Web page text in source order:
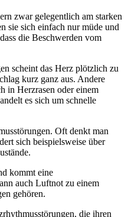
zwar gelegentlich am starken
sie sich einfach nur müde und
die Beschwerden vom
scheint das Herz plötzlich zu
kurz ganz aus. Andere
in Herzrasen oder einem
es sich um schnelle
Oft denkt man
sich beispielsweise über
kommt eine
auch Luftnot zu einem
gehören.
die ihren